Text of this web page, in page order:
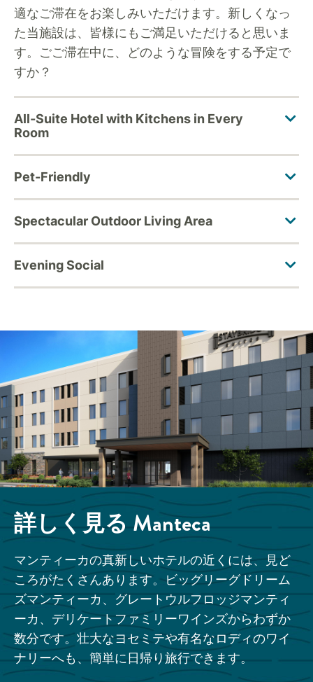
適なご滞在をお楽しみいただけます。新しくなっ
た当施設は、皆様にもご満足いただけると思いま
す。ごご滞在中に、どのような冒険をする予定で
すか？
詳しく見る Manteca
マンティーカの真新しいホテルの近くには、見ど
ころがたくさんあります。ビッグリーグドリーム
ズマンティーカ、グレートウルフロッジマンティ
ーカ、デリケートファミリーワインズからわずか
数分です。壮大なヨセミテや有名なロディのワイ
ナリーへも、簡単に日帰り旅行できます。